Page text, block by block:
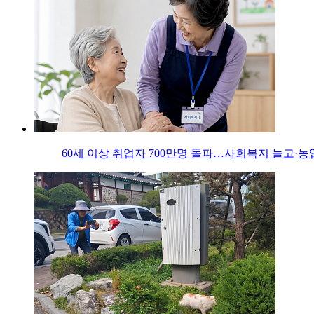
60세 이상 취업자 700만명 돌파…사회복지 늘고·농